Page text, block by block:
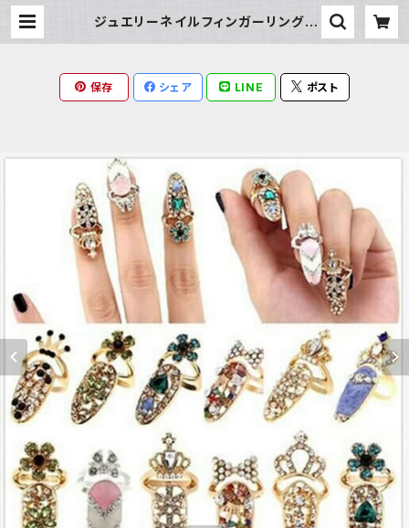
ジュエリーネイルフィンガーリング |
保存 シェア LINE ポスト